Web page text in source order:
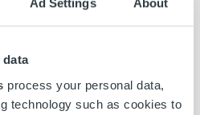
Ad Settings About
data
process your personal data,
technology such as cookies to
katko